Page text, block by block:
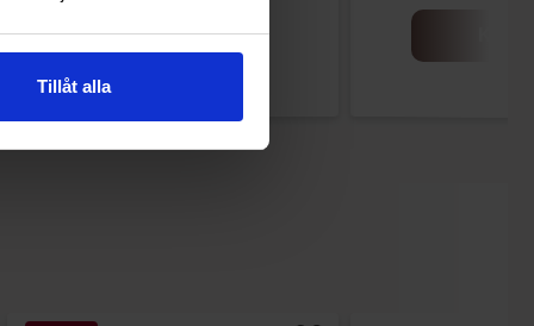
Tillåt alla
Köp